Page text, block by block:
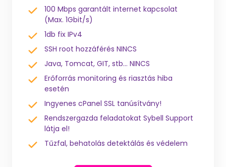
100 Mbps garantált internet kapcsolat
(Max. 1Gbit/s)
1db fix IPv4
SSH root hozzáférés NINCS
Java, Tomcat, GIT, stb... NINCS
Erőforrás monitoring és riasztás hiba
esetén
Ingyenes cPanel SSL tanúsítvány!
Rendszergazda feladatokat Sybell Support
látja el!
Tűzfal, behatolás detektálás és védelem